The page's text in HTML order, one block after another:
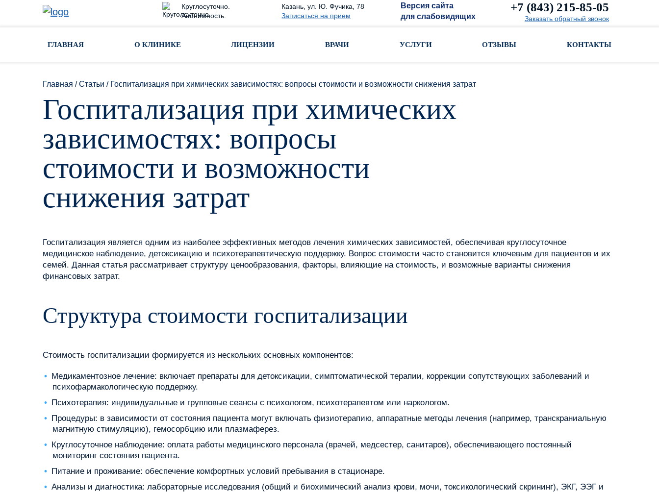
Круглосуточно.
Анонимность.
Казань, ул. Ю. Фучика, 78
Записаться на прием
Версия сайта
для слабовидящих
+7 (843) 215-85-05
Заказать обратный звонок
ГЛАВНАЯ О КЛИНИКЕ ЛИЦЕНЗИИ ВРАЧИ УСЛУГИ ОТЗЫВЫ КОНТАКТЫ
Главная /Статьи / Госпитализация при химических зависимостях: вопросы стоимости и возможности снижения затрат
Госпитализация при химических
зависимостях: вопросы
стоимости и возможности
снижения затрат
Госпитализация является одним из наиболее эффективных методов лечения химических зависимостей, обеспечивая круглосуточное
медицинское наблюдение, детоксикацию и психотерапевтическую поддержку. Вопрос стоимости часто становится ключевым для пациентов и их
семей. Данная статья рассматривает структуру ценообразования, факторы, влияющие на стоимость, и возможные варианты снижения
финансовых затрат.
Структура стоимости госпитализации
Стоимость госпитализации формируется из нескольких основных компонентов:
Медикаментозное лечение: включает препараты для детоксикации, симптоматической терапии, коррекции сопутствующих заболеваний и
психофармакологическую поддержку.
Психотерапия: индивидуальные и групповые сеансы с психологом, психотерапевтом или наркологом.
Процедуры: в зависимости от состояния пациента могут включать физиотерапию, аппаратные методы лечения (например, транскраниальную
магнитную стимуляцию), гемосорбцию или плазмаферез.
Круглосуточное наблюдение: оплата работы медицинского персонала (врачей, медсестер, санитаров), обеспечивающего постоянный
мониторинг состояния пациента.
Питание и проживание: обеспечение комфортных условий пребывания в стационаре.
Анализы и диагностика: лабораторные исследования (общий и биохимический анализ крови, мочи, токсикологический скрининг), ЭКГ, ЭЭГ и